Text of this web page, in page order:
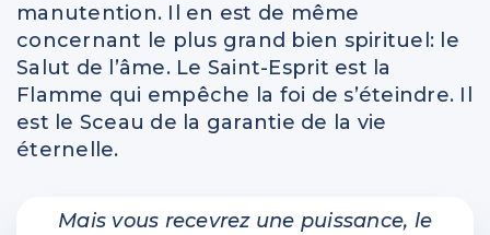
manutention. Il en est de même
concernant le plus grand bien spirituel: le
Salut de l’âme. Le Saint-Esprit est la
Flamme qui empêche la foi de s’éteindre. Il
est le Sceau de la garantie de la vie
éternelle.
Mais vous recevrez une puissance, le